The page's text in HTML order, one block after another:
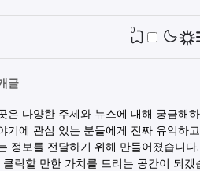
0
글
은 다양한 주제와 뉴스에 대해 궁금해
기에 관심 있는 분들에게 진짜 유익하
정보를 전달하기 위해 만들어졌습니
클릭할 만한 가치를 드리는 공간이 되겠